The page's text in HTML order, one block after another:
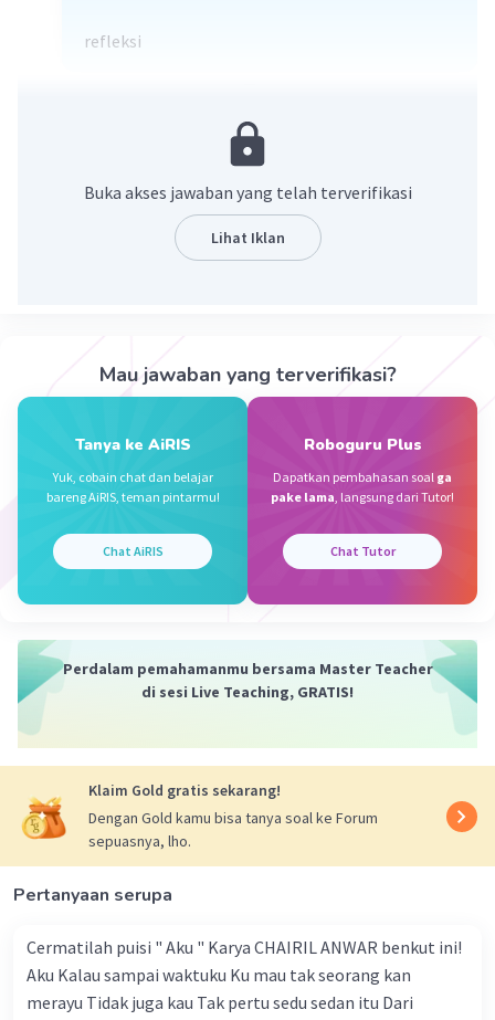
refleksi
31 Mei 2026 15:20
refleksi. maaf kalau salah 🙏
Buka akses jawaban yang telah terverifikasi
Lihat Iklan
Mau jawaban yang terverifikasi?
Tanya ke AiRIS
Yuk, cobain chat dan belajar
bareng AiRIS, teman pintarmu!
Chat AiRIS
Roboguru Plus
Dapatkan pembahasan soal ga
pake lama, langsung dari Tutor!
Chat Tutor
Perdalam pemahamanmu bersama Master Teacher
di sesi Live Teaching, GRATIS!
Klaim Gold gratis sekarang!
Dengan Gold kamu bisa tanya soal ke Forum
sepuasnya, lho.
Pertanyaan serupa
Cermatilah puisi " Aku " Karya CHAIRIL ANWAR benkut ini!
Aku Kalau sampai waktuku Ku mau tak seorang kan
merayu Tidak juga kau Tak pertu sedu sedan itu Dari